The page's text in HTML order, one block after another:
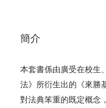
簡介
本套書係由廣受在校生
法》所衍生出的《來勝
對法典笨重的既定概念